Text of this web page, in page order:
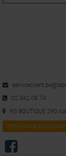
02 342 08 74
RS BOUTIQUE 290
FORMULAIRE DE